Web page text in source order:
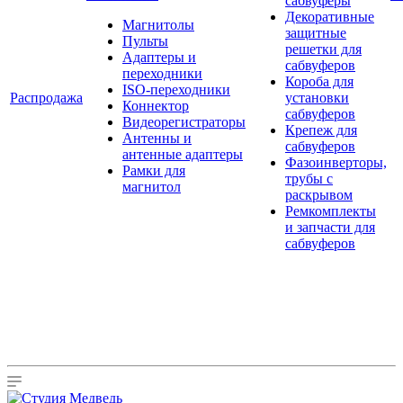
Распродажа
Магнитолы
Пульты
Адаптеры и
переходники
ISO-переходники
Коннектор
Видеорегистраторы
Антенны и
антенные адаптеры
Рамки для
магнитол
Декоративные
защитные
решетки для
сабвуферов
Короба для
установки
сабвуферов
Крепеж для
сабвуферов
Фазоинверторы,
трубы с
раскрывом
Ремкомплекты
и запчасти для
сабвуферов